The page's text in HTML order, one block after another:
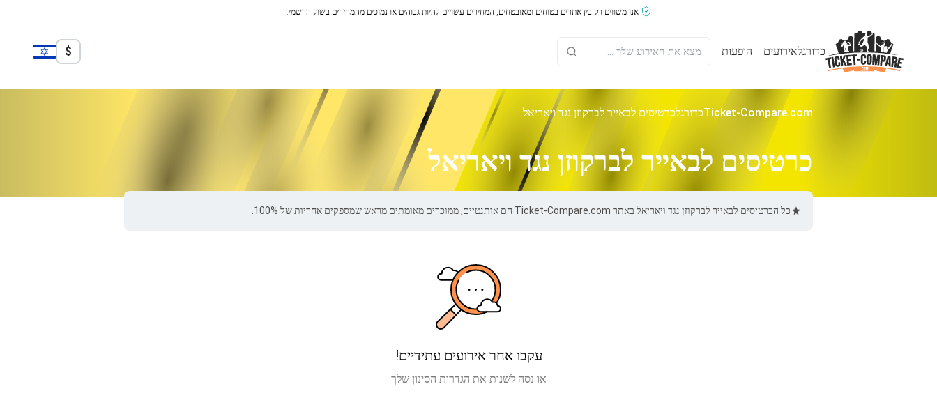
אנו משווים רק בין אתרים בטוחים ומאובטחים, המחירים עשויים להיות גבוהים או נמוכים מהמחירים בשוק הרשמי.
כדורגלאירועים הופעות $
Ticket-Compare.comכדורגלכרטיסים לבאייר לברקוזן נגד ויאריאל
כרטיסים לבאייר לברקוזן נגד ויאריאל
כל הכרטיסים לבאייר לברקוזן נגד ויאריאל באתר Ticket-Compare.com הם אותנטיים, ממוכרים מאומתים מראש שמספקים אחריות של 100%.
עקבו אחר אירועים עתידיים!
או נסה לשנות את הגדרות הסינון שלך